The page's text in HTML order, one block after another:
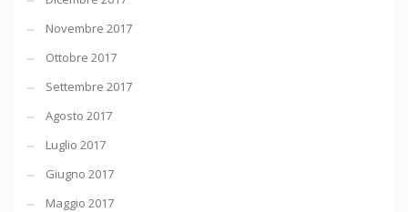
Novembre 2017
Ottobre 2017
Settembre 2017
Agosto 2017
Luglio 2017
Giugno 2017
Maggio 2017